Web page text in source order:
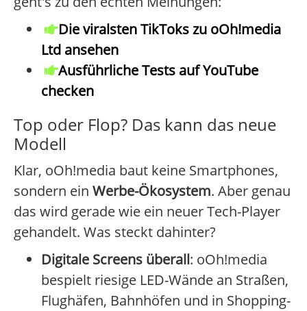
Die viralsten TikToks zu oOh!media
Ltd ansehen
Ausführliche Tests auf YouTube
checken
Top oder Flop? Das kann das neue
Modell
Klar, oOh!media baut keine Smartphones,
sondern ein Werbe-Ökosystem. Aber genau
das wird gerade wie ein neuer Tech-Player
gehandelt. Was steckt dahinter?
Digitale Screens überall: oOh!media
bespielt riesige LED-Wände an Straßen,
Flughäfen, Bahnhöfen und in Shopping-